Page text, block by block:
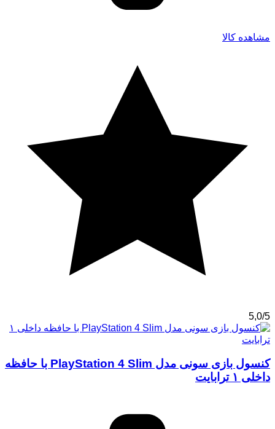
مشاهده کالا
5,0/5
کنسول بازی سونی مدل PlayStation 4 Slim با حافظه
داخلی ۱ ترابایت